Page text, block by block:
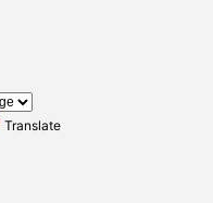
Translate